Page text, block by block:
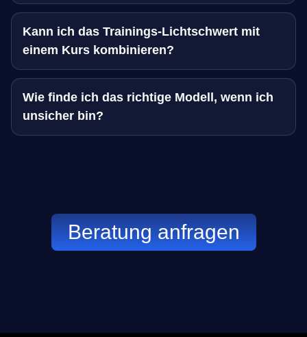
Kann ich das Trainings-Lichtschwert mit
einem Kurs kombinieren?
Wie finde ich das richtige Modell, wenn ich
unsicher bin?
Beratung anfragen